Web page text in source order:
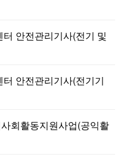
안전관리기사(전기 및
안전관리기사(전기기
회활동지원사업(공익활